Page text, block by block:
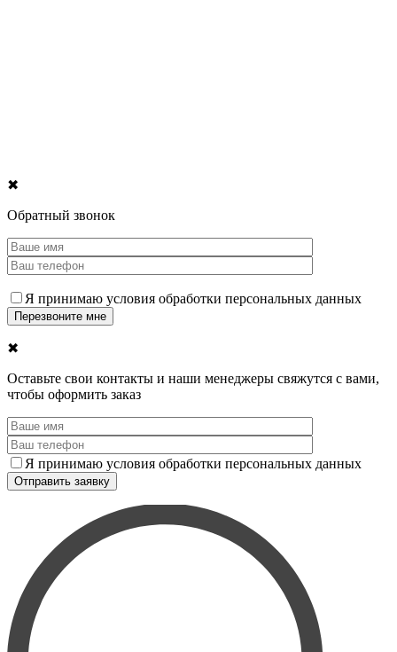
✖
Обратный звонок
Я принимаю условия обработки персональных данных
✖
Оставьте свои контакты и наши менеджеры свяжутся с вами,
чтобы оформить заказ
Я принимаю условия обработки персональных данных